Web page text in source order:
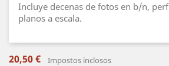
Incluye decenas de fotos en b/n,
planos a escala.
20,50 € Impostos inclosos